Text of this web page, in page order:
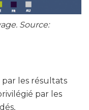
Source:
les résultats
par les